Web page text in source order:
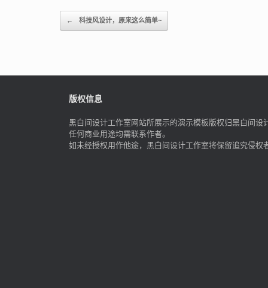
Post navigation
← 科技风设计，原来这么简单~
版权信息
黑白间设计工作室网站所展示的演示模板版权归黑白间设
任何商业用途均需联系作者。
如未经授权用作他途，黑白间设计工作室将保留追究侵权